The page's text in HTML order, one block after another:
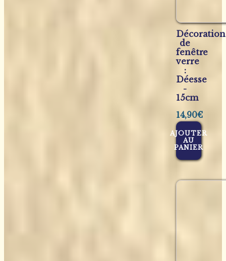
Décoration
de
fenêtre
verre
:
Déesse
-
15cm
14,90€
AJOUTER
AU
PANIER